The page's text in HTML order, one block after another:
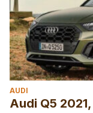
AUDI
Audi Q5